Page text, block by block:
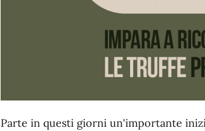
Parte in questi giorni un'importante